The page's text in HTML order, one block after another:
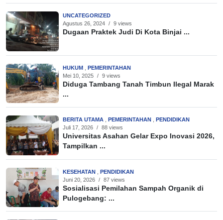
UNCATEGORIZED
Agustus 26, 2024 / 9 views
Dugaan Praktek Judi Di Kota Binjai ...
HUKUM
PEMERINTAHAN
Mei 10, 2025 / 9 views
Diduga Tambang Tanah Timbun Ilegal Marak
...
BERITA UTAMA PEMERINTAHAN
PENDIDIKAN
Juli 17, 2026 / 88 views
Universitas Asahan Gelar Expo Inovasi 2026,
Tampilkan ...
KESEHATAN
PENDIDIKAN
Juni 20, 2026 / 87 views
Sosialisasi Pemilahan Sampah Organik di
Pulogebang: ...